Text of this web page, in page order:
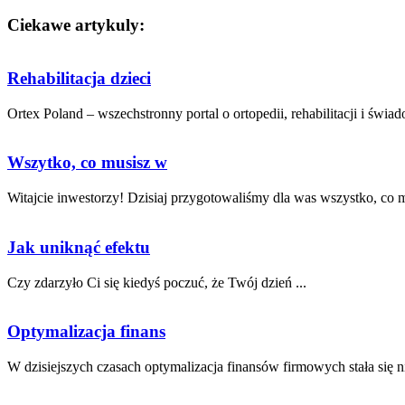
Ciekawe artykuly:
Rehabilitacja dzieci
Ortex Poland – wszechstronny portal o ortopedii, rehabilitacji i
Wszytko, co musisz w
Witajcie inwestorzy! Dzisiaj ​przygotowaliśmy dla was ⁤wszystko, co‌
Jak uniknąć efektu
Czy ⁢zdarzyło ⁢Ci się ⁣kiedyś poczuć, że ​Twój dzień ...
Optymalizacja finans
W ​dzisiejszych czasach ⁤optymalizacja finansów firmowych stała się